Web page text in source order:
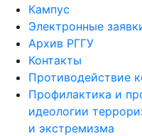
Кампус
Электронные
Архив РГГУ
Контакты
Противодействие
Профилактика и
идеологии
и экстремизма